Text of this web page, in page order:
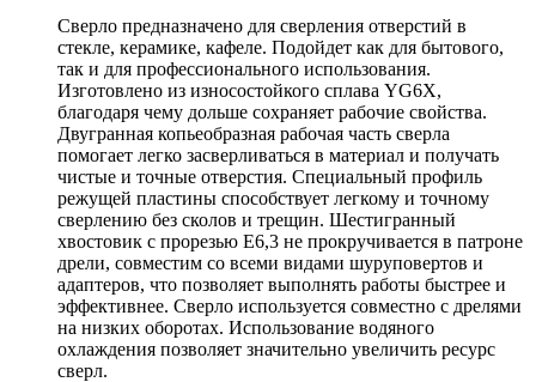
Сверло предназначено для сверления отверстий в
стекле, керамике, кафеле. Подойдет как для бытового,
так и для профессионального использования.
Изготовлено из износостойкого сплава YG6X,
благодаря чему дольше сохраняет рабочие свойства.
Двугранная копьеобразная рабочая часть сверла
помогает легко засверливаться в материал и получать
чистые и точные отверстия. Специальный профиль
режущей пластины способствует легкому и точному
сверлению без сколов и трещин. Шестигранный
хвостовик с прорезью E6,3 не прокручивается в патроне
дрели, совместим со всеми видами шуруповертов и
адаптеров, что позволяет выполнять работы быстрее и
эффективнее. Сверло используется совместно с дрелями
на низких оборотах. Использование водяного
охлаждения позволяет значительно увеличить ресурс
сверл.